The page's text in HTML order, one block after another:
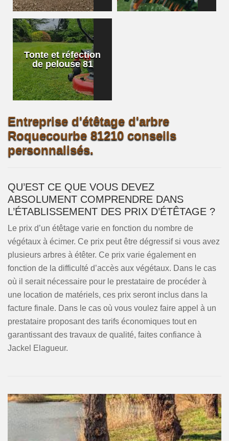
Tonte et réfection
de pelouse 81
Entreprise d'étêtage d'arbre
Roquecourbe 81210 conseils
personnalisés.
QU’EST CE QUE VOUS DEVEZ
ABSOLUMENT COMPRENDRE DANS
L’ÉTABLISSEMENT DES PRIX D’ÉTÊTAGE ?
Le prix d’un étêtage varie en fonction du nombre de
végétaux à écimer. Ce prix peut être dégressif si vous avez
plusieurs arbres à étêter. Ce prix varie également en
fonction de la difficulté d’accès aux végétaux. Dans le cas
où il serait nécessaire pour le prestataire de procéder à
une location de matériels, ces prix seront inclus dans la
facture finale. Dans le cas où vous voulez faire appel à un
prestataire proposant des tarifs économiques tout en
garantissant des travaux de qualité, faites confiance à
Jackel Elagueur.